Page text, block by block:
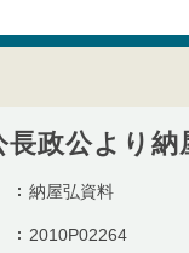
長政公より納
納屋弘資料
2010P02264